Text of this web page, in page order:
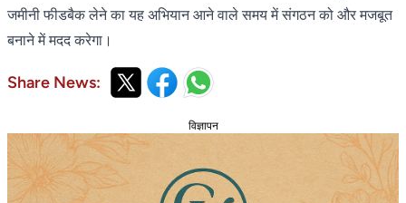
जमीनी फीडबैक लेने का यह अभियान आने वाले समय में संगठन को और मजबूत
बनाने में मदद करेगा।
Share News:
विज्ञापन